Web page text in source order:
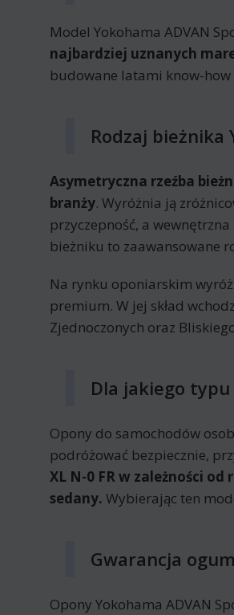
Model Yokohama ADVAN
najbardziej uznanych
budowane latami know-
Rodzaj bieżnika
Asymetryczna rzeźba
branży. Wyróżnia ją
przyczepność, a
bieżniku to zaawansowane
Na rynku oponiarskim
premium. W jej skład
Zjednoczonych oraz
Dla jakiego typu
Opony do samochodów
podróżować bezpiecznie,
XL N-0 FR w zależności
sedany. Wybierając ten
Gwarancja
Opony Yokohama ADVAN